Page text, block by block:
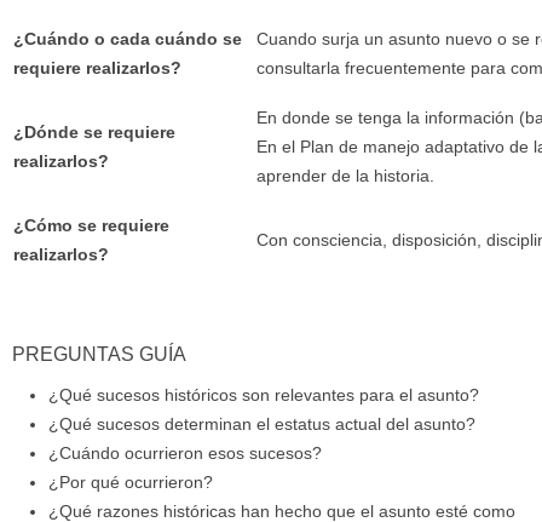
¿Cuándo o cada cuándo se
requiere realizarlos?
Cuando surja un asunto nuevo o se
consultarla frecuentemente para
¿Dónde se requiere
realizarlos?
En donde se tenga la información
En el Plan de manejo adaptativo de
aprender de la historia.
¿Cómo se requiere
realizarlos?
Con consciencia, disposición,
PREGUNTAS GUÍA
¿Qué sucesos históricos son relevantes para el asunto?
¿Qué sucesos determinan el estatus actual del asunto?
¿Cuándo ocurrieron esos sucesos?
¿Por qué ocurrieron?
¿Qué razones históricas han hecho que el asunto esté como